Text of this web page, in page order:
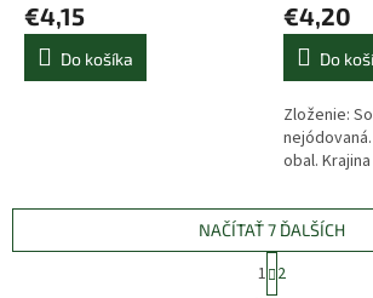
€4,15
Do košíka
€4,20
Do
Zloženie:
obal.
NAČÍTAŤ 7 ĎALŠÍCH
t
1 2